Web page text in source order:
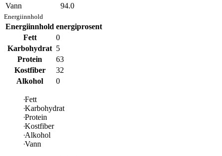
Vann
94.0
Energiinnhold
Energiinnhold energiprosent
Fett
0
Karbohydrat 5
Protein
63
Kostfiber
32
Alkohol
0
Fett
Karbohydrat
Protein
Kostfiber
Alkohol
Vann